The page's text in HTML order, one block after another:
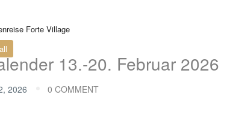
13.-20. Februar 2026
2026 0 COMMENT